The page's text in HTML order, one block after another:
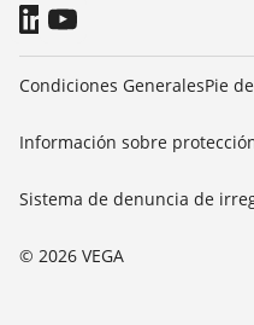
© 2026 VEGA
Condiciones GeneralesPie
Información sobre
Sistema de denuncia de